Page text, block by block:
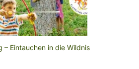
– Eintauchen in die Wildnis